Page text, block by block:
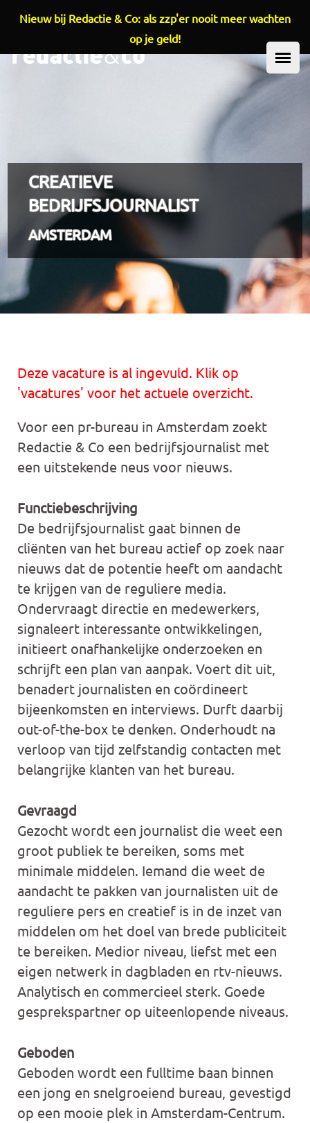
Overslaan en naar de inhoud gaan
CREATIEVE
BEDRIJFSJOURNALIST
AMSTERDAM
Deze vacature is al ingevuld. Klik op
'vacatures' voor het actuele overzicht.
Voor een pr-bureau in Amsterdam zoekt
Redactie & Co een bedrijfsjournalist met
een uitstekende neus voor nieuws.
Functiebeschrijving
De bedrijfsjournalist gaat binnen de
cliënten van het bureau actief op zoek naar
nieuws dat de potentie heeft om aandacht
te krijgen van de reguliere media.
Ondervraagt directie en medewerkers,
signaleert interessante ontwikkelingen,
initieert onafhankelijke onderzoeken en
schrijft een plan van aanpak. Voert dit uit,
benadert journalisten en coördineert
bijeenkomsten en interviews. Durft daarbij
out-of-the-box te denken. Onderhoudt na
verloop van tijd zelfstandig contacten met
belangrijke klanten van het bureau.
Gevraagd
Gezocht wordt een journalist die weet een
groot publiek te bereiken, soms met
minimale middelen. Iemand die weet de
aandacht te pakken van journalisten uit de
reguliere pers en creatief is in de inzet van
middelen om het doel van brede publiciteit
te bereiken. Medior niveau, liefst met een
eigen netwerk in dagbladen en rtv-nieuws.
Analytisch en commercieel sterk. Goede
gesprekspartner op uiteenlopende niveaus.
Geboden
Geboden wordt een fulltime baan binnen
een jong en snelgroeiend bureau, gevestigd
op een mooie plek in Amsterdam-Centrum.
Nieuw bij Redactie & Co: als zzp'er nooit meer wachten
op je geld!